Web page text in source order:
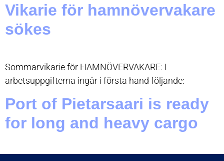
Vikarie för hamnövervakare
sökes
Sommarvikarie för HAMNÖVERVAKARE: I
arbetsuppgifterna ingår i första hand följande:
Port of Pietarsaari is ready
for long and heavy cargo